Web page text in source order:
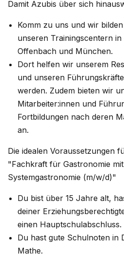
Damit Azubis über sich
Komm zu uns und wir
unseren Trainingscentern
Offenbach und München.
Dort helfen wir unserem
und unseren
werden. Zudem bieten wir
Mitarbeiter:innen und
Fortbildungen nach deren
an.
Die idealen Voraussetzungen
"Fachkraft für Gastronomie
Systemgastronomie (m/w/d)"
Du bist über 15 Jahre alt,
deiner
einen Hauptschulabschluss.
Du hast gute Schulnoten in
Mathe.